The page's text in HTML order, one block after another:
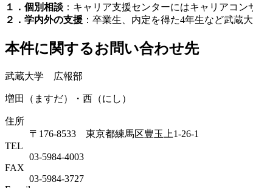
１．個別相談 ：キャリア支援センターにはキャリアコ
２．学内外の支援 ：卒業生、内定を得た4年生など武蔵
本件に関するお問い合わせ先
武蔵大学 広報部
増田（ますだ）・西（にし）
住所
〒176-8533 東京都練馬区豊玉上1-26-1
TEL
03-5984-4003
FAX
03-5984-3727